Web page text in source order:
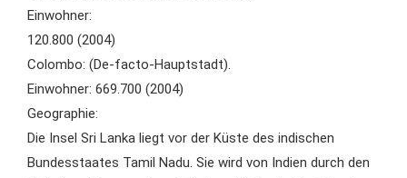
Einwohner:
120.800 (2004)
Colombo: (De-facto-Hauptstadt).
Einwohner: 669.700 (2004)
Geographie:
Die Insel Sri Lanka liegt vor der Küste des indischen
Bundesstaates Tamil Nadu. Sie wird von Indien durch den